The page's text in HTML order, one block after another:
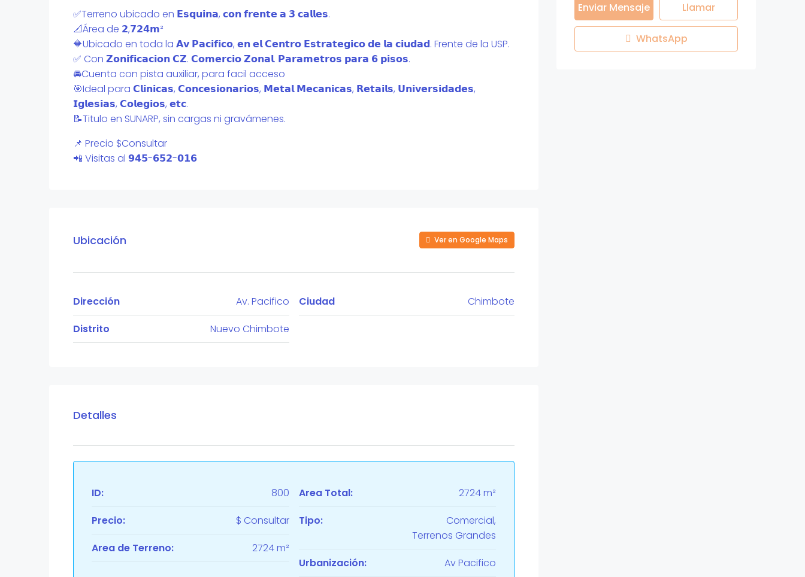
✅Terreno ubicado en 𝗘𝘀𝗾𝘂𝗶𝗻𝗮, 𝗰𝗼𝗻 𝗳𝗿𝗲𝗻𝘁𝗲 𝗮 𝟯 𝗰𝗮𝗹𝗹𝗲𝘀.
📐Área de 𝟮,𝟳𝟮𝟰𝗺²
🔶Ubicado en toda la 𝗔𝘃 𝗣𝗮𝗰𝗶𝗳𝗶𝗰𝗼, 𝗲𝗻 𝗲𝗹 𝗖𝗲𝗻𝘁𝗿𝗼 𝗘𝘀𝘁𝗿𝗮𝘁𝗲𝗴𝗶𝗰𝗼 𝗱𝗲 𝗹𝗮 𝗰𝗶𝘂𝗱𝗮𝗱. Frente de la USP.
✅ Con 𝗭𝗼𝗻𝗶𝗳𝗶𝗰𝗮𝗰𝗶𝗼𝗻 𝗖𝗭. 𝗖𝗼𝗺𝗲𝗿𝗰𝗶𝗼 𝗭𝗼𝗻𝗮𝗹. 𝗣𝗮𝗿𝗮𝗺𝗲𝘁𝗿𝗼𝘀 𝗽𝗮𝗿𝗮 𝟲 𝗽𝗶𝘀𝗼𝘀.
🚘Cuenta con pista auxiliar, para facil acceso
🎯Ideal para 𝗖𝗹𝗶𝗻𝗶𝗰𝗮𝘀, 𝗖𝗼𝗻𝗰𝗲𝘀𝗶𝗼𝗻𝗮𝗿𝗶𝗼𝘀, 𝗠𝗲𝘁𝗮𝗹 𝗠𝗲𝗰𝗮𝗻𝗶𝗰𝗮𝘀, 𝗥𝗲𝘁𝗮𝗶𝗹𝘀, 𝗨𝗻𝗶𝘃𝗲𝗿𝘀𝗶𝗱𝗮𝗱𝗲𝘀,
𝗜𝗴𝗹𝗲𝘀𝗶𝗮𝘀, 𝗖𝗼𝗹𝗲𝗴𝗶𝗼𝘀, 𝗲𝘁𝗰.
📝Titulo en SUNARP, sin cargas ni gravámenes.
📌 Precio $Consultar
📲 Visitas al 𝟵𝟰𝟱-𝟲𝟱𝟮-𝟬𝟭𝟲
Ubicación Ver en Google Maps
Dirección
Av. Pacifico
Distrito
Nuevo Chimbote
Ciudad Chimbote
Detalles
ID:
800
Precio:
$ Consultar
Area de Terreno:
2724 m²
Area Total:
2724 m²
Tipo:
Comercial,
Terrenos Grandes
Urbanización:
Av Pacifico
Enviar Mensaje Llamar
WhatsApp